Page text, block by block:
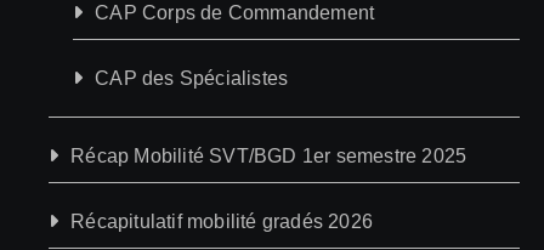
CAP Corps de Commandement
CAP des Spécialistes
Récap Mobilité SVT/BGD 1er semestre 2025
Récapitulatif mobilité gradés 2026